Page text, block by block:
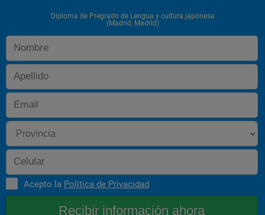
Diploma de Pregrado de Lengua y cultura japonesa
(Madrid, Madrid)
Acepto la Política de Privacidad